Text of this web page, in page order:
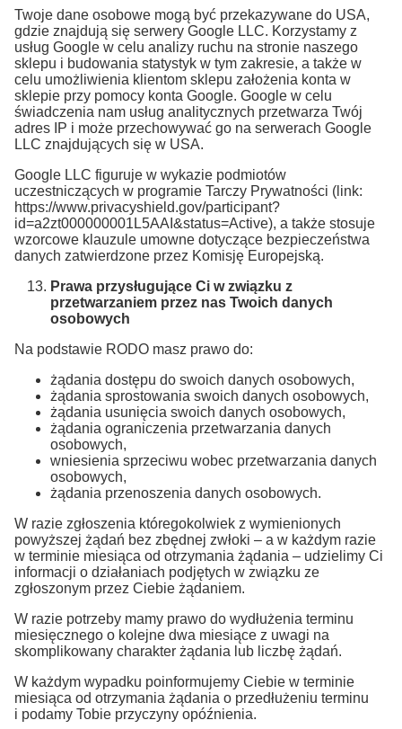
Twoje dane osobowe mogą być przekazywane do USA,
gdzie znajdują się serwery Google LLC. Korzystamy z
usług Google w celu analizy ruchu na stronie naszego
sklepu i budowania statystyk w tym zakresie, a także w
celu umożliwienia klientom sklepu założenia konta w
sklepie przy pomocy konta Google. Google w celu
świadczenia nam usług analitycznych przetwarza Twój
adres IP i może przechowywać go na serwerach Google
LLC znajdujących się w USA.
Google LLC figuruje w wykazie podmiotów
uczestniczących w programie Tarczy Prywatności (link:
https://www.privacyshield.gov/participant?
id=a2zt000000001L5AAI&status=Active), a także stosuje
wzorcowe klauzule umowne dotyczące bezpieczeństwa
danych zatwierdzone przez Komisję Europejską.
Prawa przysługujące Ci w związku z
przetwarzaniem przez nas Twoich danych
osobowych
Na podstawie RODO masz prawo do:
żądania dostępu do swoich danych osobowych,
żądania sprostowania swoich danych osobowych,
żądania usunięcia swoich danych osobowych,
żądania ograniczenia przetwarzania danych
osobowych,
wniesienia sprzeciwu wobec przetwarzania danych
osobowych,
żądania przenoszenia danych osobowych.
W razie zgłoszenia któregokolwiek z wymienionych
powyższej żądań bez zbędnej zwłoki – a w każdym razie
w terminie miesiąca od otrzymania żądania – udzielimy Ci
informacji o działaniach podjętych w związku ze
zgłoszonym przez Ciebie żądaniem.
W razie potrzeby mamy prawo do wydłużenia terminu
miesięcznego o kolejne dwa miesiące z uwagi na
skomplikowany charakter żądania lub liczbę żądań.
W każdym wypadku poinformujemy Ciebie w terminie
miesiąca od otrzymania żądania o przedłużeniu terminu
i podamy Tobie przyczyny opóźnienia.